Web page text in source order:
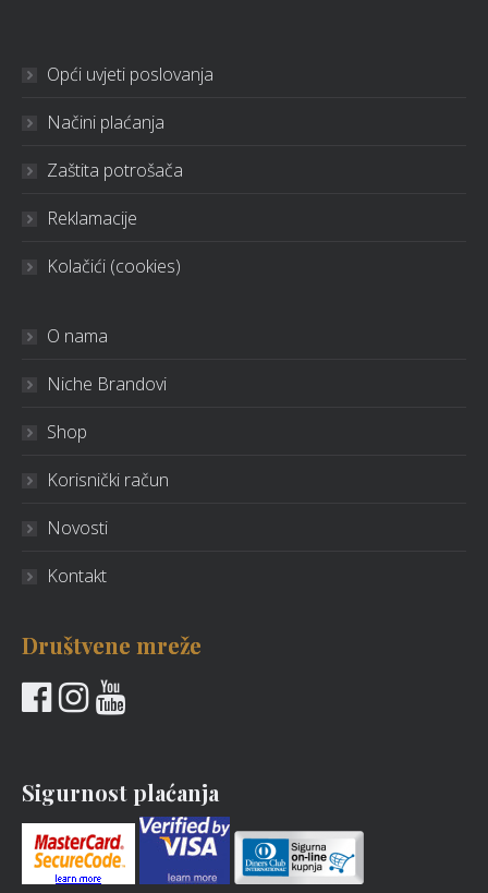
Opći uvjeti poslovanja
Načini plaćanja
Zaštita potrošača
Reklamacije
Kolačići (cookies)
O nama
Niche Brandovi
Shop
Korisnički račun
Novosti
Kontakt
Društvene mreže
Sigurnost plaćanja